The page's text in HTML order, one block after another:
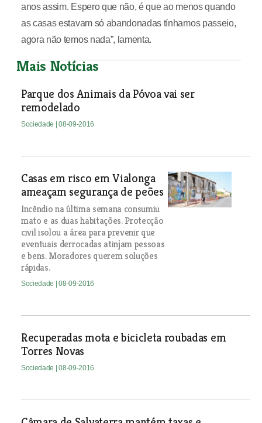
anos assim. Espero que não, é que ao menos quando
as casas estavam só abandonadas tínhamos passeio,
agora não temos nada”, lamenta.
Mais Notícias
Parque dos Animais da Póvoa vai ser
remodelado
Sociedade | 08-09-2016
Casas em risco em Vialonga
ameaçam segurança de peões
Incêndio na última semana consumiu
mato e as duas habitações. Protecção
civil isolou a área para prevenir que
eventuais derrocadas atinjam pessoas
e bens. Moradores querem soluções
rápidas.
Sociedade | 08-09-2016
Recuperadas mota e bicicleta roubadas em
Torres Novas
Sociedade | 08-09-2016